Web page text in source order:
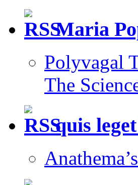
Maria
Polyvagal
The
quis